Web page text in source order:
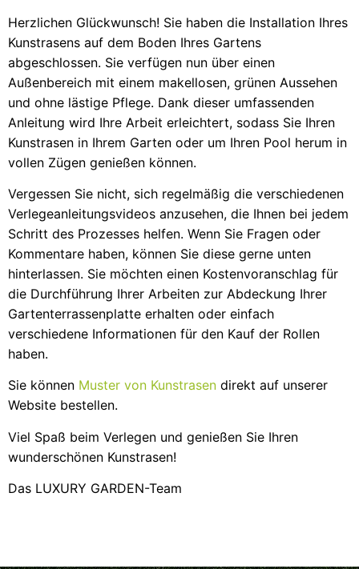
Herzlichen Glückwunsch! Sie haben die Installation Ihres
Kunstrasens auf dem Boden Ihres Gartens
abgeschlossen. Sie verfügen nun über einen
Außenbereich mit einem makellosen, grünen Aussehen
und ohne lästige Pflege. Dank dieser umfassenden
Anleitung wird Ihre Arbeit erleichtert, sodass Sie Ihren
Kunstrasen in Ihrem Garten oder um Ihren Pool herum in
vollen Zügen genießen können.
Vergessen Sie nicht, sich regelmäßig die verschiedenen
Verlegeanleitungsvideos anzusehen, die Ihnen bei jedem
Schritt des Prozesses helfen. Wenn Sie Fragen oder
Kommentare haben, können Sie diese gerne unten
hinterlassen. Sie möchten einen Kostenvoranschlag für
die Durchführung Ihrer Arbeiten zur Abdeckung Ihrer
Gartenterrassenplatte erhalten oder einfach
verschiedene Informationen für den Kauf der Rollen
haben.
Sie können Muster von Kunstrasen direkt auf unserer
Website bestellen.
Viel Spaß beim Verlegen und genießen Sie Ihren
wunderschönen Kunstrasen!
Das LUXURY GARDEN-Team